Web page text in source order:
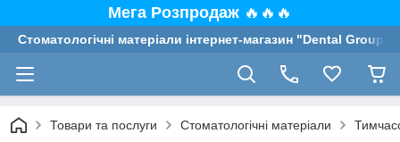
Мега Розпродаж 🔥🔥🔥
Стоматологічні матеріали інтернет-магазин "Dental Group"
Товари та послуги Стоматологічні матеріали